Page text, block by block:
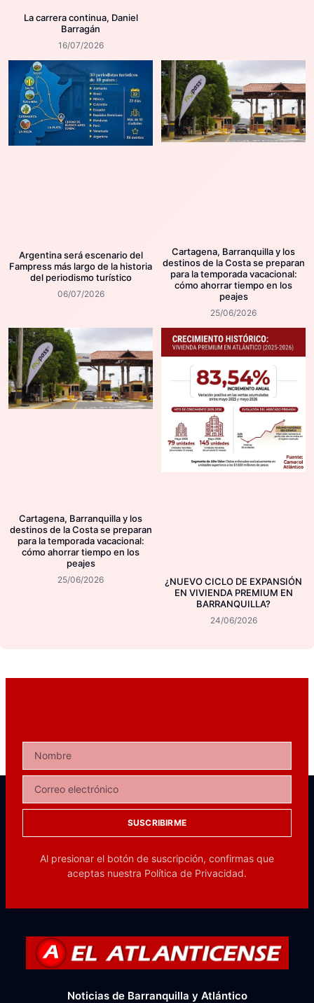
La carrera continua, Daniel
Barragán
16/07/2026
Argentina será escenario del
Fampress más largo de la historia
del periodismo turístico
06/07/2026
Cartagena, Barranquilla y los
destinos de la Costa se preparan
para la temporada vacacional:
cómo ahorrar tiempo en los
peajes
25/06/2026
Cartagena, Barranquilla y los
destinos de la Costa se preparan
para la temporada vacacional:
cómo ahorrar tiempo en los
peajes
25/06/2026
¿NUEVO CICLO DE EXPANSIÓN
EN VIVIENDA PREMIUM EN
BARRANQUILLA?
24/06/2026
SUSCRIBIRME
Al presionar el botón de suscripción, confirmas que
aceptas nuestra Política de Privacidad.
Noticias de Barranquilla y Atlántico